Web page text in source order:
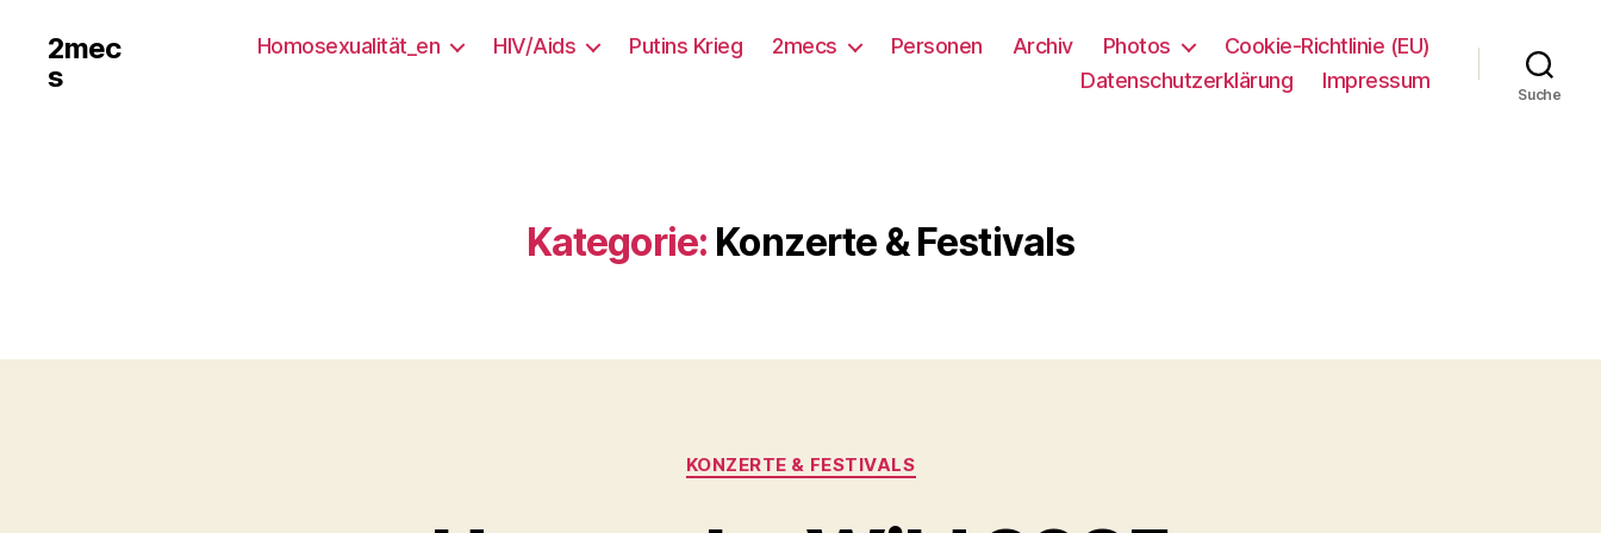
2mec
s
Homosexualität_en HIV/Aids Putins Krieg 2mecs Personen Archiv Photos
Cookie-Richtlinie (EU)
Datenschutzerklärung
Impressum
Suche
Kategorie: Konzerte & Festivals
Kategorien
KONZERTE & FESTIVALS